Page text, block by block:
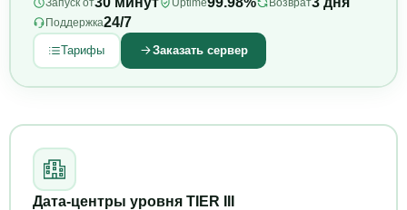
Поддержка24/7
Тарифы Заказать сервер
Дата-центры уровня TIER III